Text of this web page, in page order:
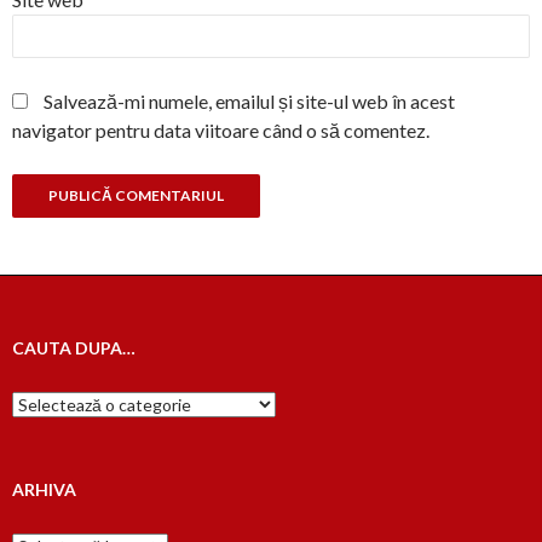
Salvează-mi numele, emailul și site-ul web în acest
navigator pentru data viitoare când o să comentez.
CAUTA DUPA…
Cauta
dupa…
ARHIVA